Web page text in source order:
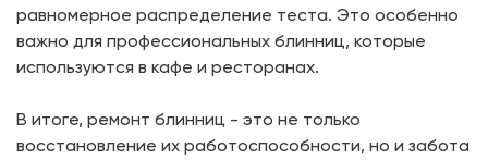
равномерное распределение теста. Это особенно
важно для профессиональных блинниц, которые
используются в кафе и ресторанах.
В итоге, ремонт блинниц - это не только
восстановление их работоспособности, но и забота